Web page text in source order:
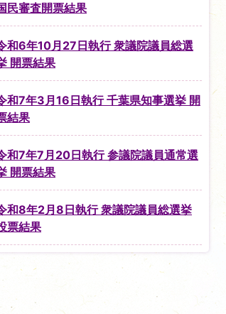
民審査開票結果
和6年10月27日執行 衆議院議員総選
開票結果
和7年3月16日執行 千葉県知事選挙 開
結果
和7年7月20日執行 参議院議員通常選
開票結果
和8年2月8日執行 衆議院議員総選挙
票結果